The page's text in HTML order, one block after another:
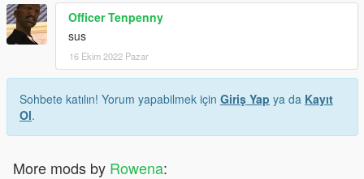
Officer Tenpenny
sus
16 Ekim 2022 Pazar
Sohbete katılın! Yorum yapabilmek için Giriş Yap ya da Kayıt
Ol.
More mods by Rowena: